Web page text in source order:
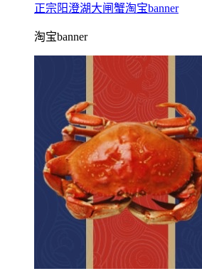
正宗阳澄湖大闸蟹淘宝banner
淘宝banner